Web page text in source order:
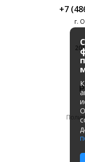
+7
г.